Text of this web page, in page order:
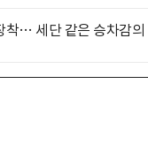
착… 세단 같은 승차감의